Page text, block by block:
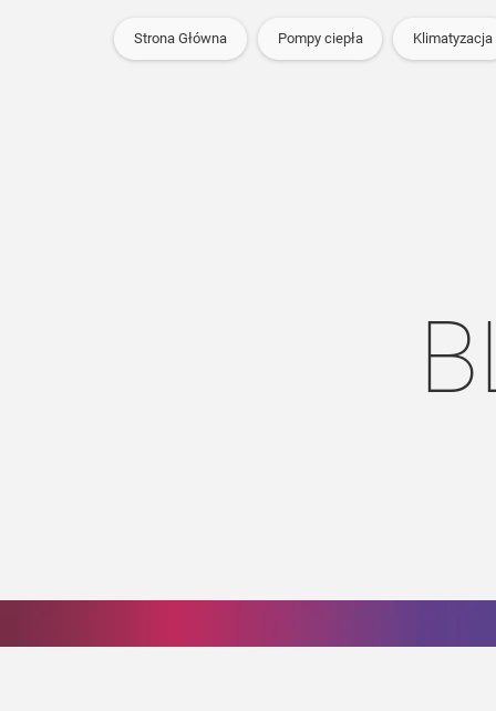
Strona Główna Pompy ciepła Klimatyzacja